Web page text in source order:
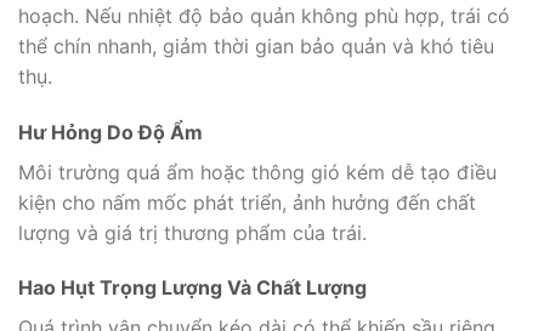
hoạch. Nếu nhiệt độ bảo quản không phù hợp, trái có
thể chín nhanh, giảm thời gian bảo quản và khó tiêu
thụ.
Hư Hỏng Do Độ Ẩm
Môi trường quá ẩm hoặc thông gió kém dễ tạo điều
kiện cho nấm mốc phát triển, ảnh hưởng đến chất
lượng và giá trị thương phẩm của trái.
Hao Hụt Trọng Lượng Và Chất Lượng